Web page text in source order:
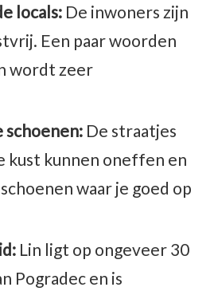
locals: De inwoners zijn
Een paar woorden
wordt zeer
De straatjes
kust kunnen oneffen en
waar je goed op
Lin ligt op ongeveer 30
Pogradec en is